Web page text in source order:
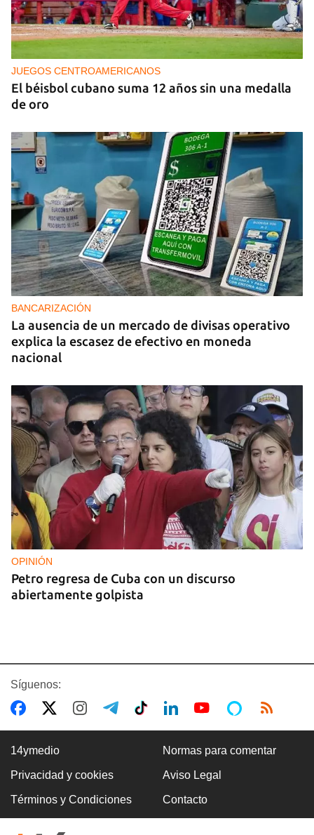
PODCAST
Cafecito informativo del viernes 7 de agosto de
2026
JUEGOS CENTROAMERICANOS
El béisbol cubano suma 12 años sin una medalla
de oro
BANCARIZACIÓN
La ausencia de un mercado de divisas operativo
explica la escasez de efectivo en moneda
nacional
OPINIÓN
Petro regresa de Cuba con un discurso
abiertamente golpista
14YMEDIO
Edición impresa del 7 de agosto de 2026
Síguenos:
14ymedio Normas para comentar
Privacidad y cookies Aviso Legal
Términos y Condiciones Contacto